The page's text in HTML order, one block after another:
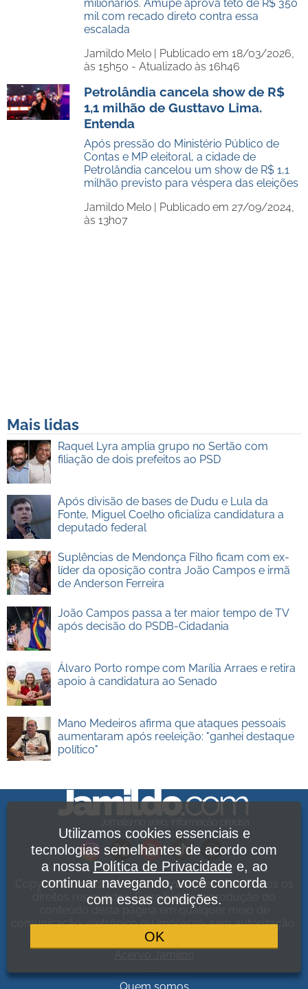
milionários. Amupe aprova teto de R$ 350
mil com recado direto contra essa
escalada
Jamildo Melo | Publicado em 18/03/2026,
às 15h50 - Atualizado às 16h46
Petrolândia cancela show de R$
1,1 milhão de Gusttavo Lima.
Entenda
Após pressão do Ministério Público de
Contas e MP eleitoral, a cidade de
Petrolândia cancelou um show de R$ 1,1
milhão previsto para véspera das eleições
Jamildo Melo | Publicado em 27/09/2024,
às 13h07
Mais lidas
Raquel Lyra amplia grupo no Sertão com
filiação de dois prefeitos ao PSD
Após divisão de bases de Dudu e Lula da
Fonte, Miguel Coelho oficializa candidatura a
deputado federal
Suplências de Mendonça Filho ficam com ex-
líder da oposição contra João Campos e irmã
de Anderson Ferreira
João Campos passa a ter maior tempo de TV
após decisão do PSDB-Cidadania
Álvaro Porto rompe com Marília Arraes e retira
apoio à candidatura ao Senado
Mano Medeiros afirma que ataques pessoais
aumentaram após reeleição: "ganhei destaque
político"
Copyright Jamildo Melo Comunicações Ltda. Todos os
direitos reservados. É proibida a reprodução do
conteúdo desta página em qualquer meio de
comunicação, eletrônico ou impresso, sem autorização.
Política de Privacidade
Utilizamos cookies essenciais e
tecnologias semelhantes de acordo com
a nossa Política de Privacidadee, ao
continuar navegando, você concorda
com essas condições.
OK